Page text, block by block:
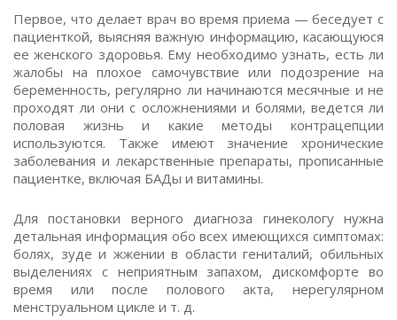
Первое, что делает врач во время приема — беседует с
пациенткой, выясняя важную информацию, касающуюся
ее женского здоровья. Ему необходимо узнать, есть ли
жалобы на плохое самочувствие или подозрение на
беременность, регулярно ли начинаются месячные и не
проходят ли они с осложнениями и болями, ведется ли
половая жизнь и какие методы контрацепции
используются. Также имеют значение хронические
заболевания и лекарственные препараты, прописанные
пациентке, включая БАДы и витамины.
Для постановки верного диагноза гинекологу нужна
детальная информация обо всех имеющихся симптомах:
болях, зуде и жжении в области гениталий, обильных
выделениях с неприятным запахом, дискомфорте во
время или после полового акта, нерегулярном
менструальном цикле и т. д.